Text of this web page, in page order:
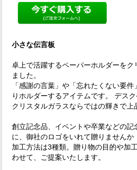
小さな伝言板
卓上で活躍するペーパーホルダーをク
ました。
「感謝の言葉」や「忘れたくない要
りホルダーするアイテムです。 デス
クリスタルガラスならではの輝きで上
創立記念品、イベントや卒業などの記
に、御社のロゴをいれて贈りませんか
加工方法は3種類。贈り物の目的や加
わせて、ご提案いたします。